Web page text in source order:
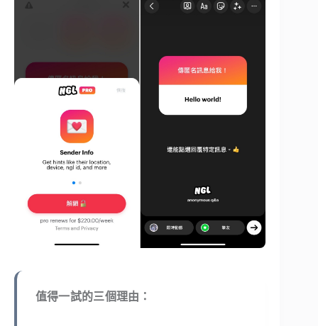
值得一試的三個理由：